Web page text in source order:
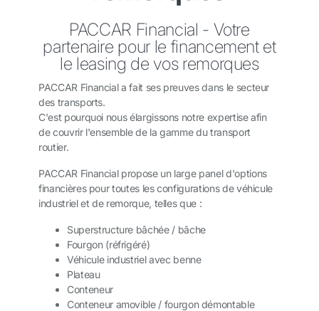
PACCAR Financial - Votre
partenaire pour le financement et
le leasing de vos remorques
PACCAR Financial a fait ses preuves dans le secteur
des transports.
C'est pourquoi nous élargissons notre expertise afin
de couvrir l'ensemble de la gamme du transport
routier.
PACCAR Financial propose un large panel d'options
financières pour toutes les configurations de véhicule
industriel et de remorque, telles que :
Superstructure bâchée / bâche
Fourgon (réfrigéré)
Véhicule industriel avec benne
Plateau
Conteneur
Conteneur amovible / fourgon démontable